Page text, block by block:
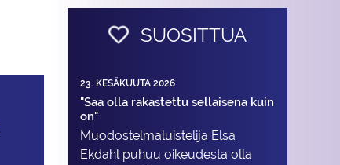
SUOSITTUA
23. KESÄKUUTA 2026
"Saa olla rakastettu sellaisena kuin
on"
Muodostelma­luistelija Elsa
Ekdahl puhuu oikeudesta olla